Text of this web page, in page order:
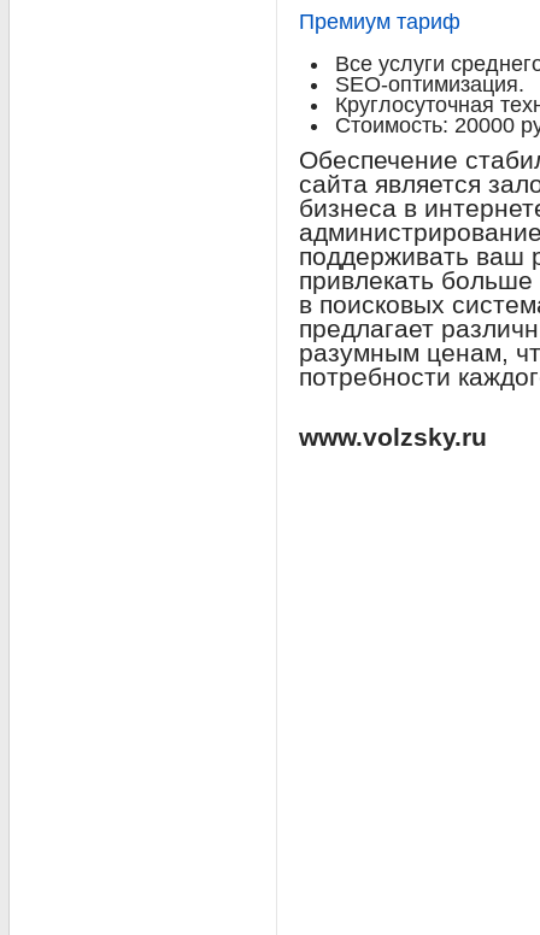
Премиум тариф
Все услуги
SEO-оптимизация.
Круглосуточная
Стоимость: 20000
Обеспечение
сайта является
бизнеса в
поддерживать ваш
привлекать
в поисковых
предлагает
разумным ценам,
потребности
www.volzsky.ru